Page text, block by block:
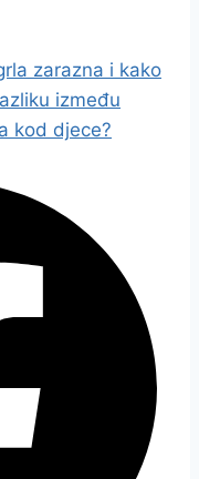
zarazna i kako
između
kod djece?